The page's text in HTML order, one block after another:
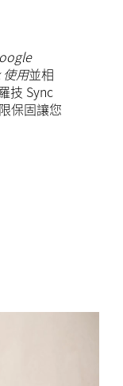
用並相
技 Sync
保固讓您